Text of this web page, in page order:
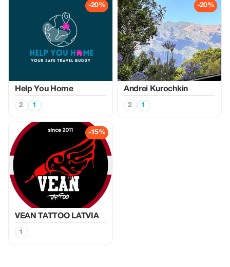
-20%
Help You Home
2 1
-20%
Аndrei Kurochkin
2 1
-15%
VEAN TATTOO LATVIA
1